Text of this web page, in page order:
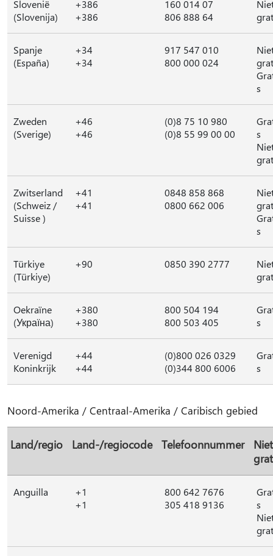
Slovenië
(Slovenija)
+386
+386
160 014 07
806 888 64
Spanje
(España)
+34
+34
917 547 010
800 000 024
s
Zweden
(Sverige)
+46
+46
(0)8 75 10 980
(0)8 55 99 00 00
s
Zwitserland
(Schweiz /
Suisse )
+41
+41
0848 858 868
0800 662 006
s
Türkiye
(Türkiye)
+90 0850 390 2777
Oekraïne
(Україна)
+380
+380
800 504 194
800 503 405
s
Verenigd
Koninkrijk
+44
+44
(0)800 026 0329
(0)344 800 6006
s
Noord-Amerika / Centraal-Amerika / Caribisch gebied
Land/regio Land-/regiocode Telefoonnummer
Anguilla
+1
+1
800 642 7676
305 418 9136
s